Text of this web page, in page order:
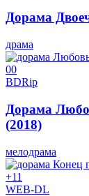
Дорама
драма
00
BDRip
Дорама
(2018)
мелодрама
+11
WEB-DL